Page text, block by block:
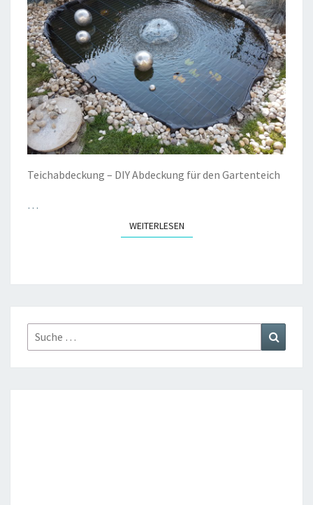
Teichabdeckung – DIY Abdeckung für den Gartenteich
…
WEITERLESENWEITERLESEN
Suche
nach: